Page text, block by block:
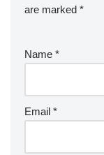
are marked *
Name *
Email *